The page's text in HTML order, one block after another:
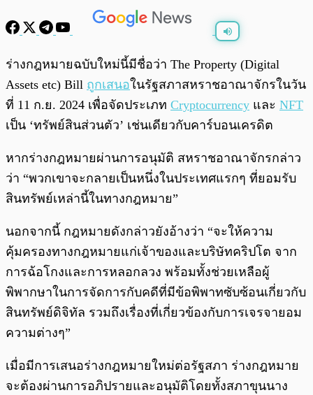
ร่างกฎหมายฉบับใหม่นี้มีชื่อว่า The Property (Digital
Assets etc) Bill ถูกเสนอในรัฐสภาสหราชอาณาจักรในวัน
ที่ 11 ก.ย. 2024 เพื่อจัดประเภท Cryptocurrency และ NFT
เป็น ‘ทรัพย์สินส่วนตัว’ เช่นเดียวกับคาร์บอนเครดิต
หากร่างกฎหมายผ่านการอนุมัติ สหราชอาณาจักรกล่าว
ว่า “พวกเขาจะกลายเป็นหนึ่งในประเทศแรกๆ ที่ยอมรับ
สินทรัพย์เหล่านี้ในทางกฎหมาย”
นอกจากนี้ กฎหมายดังกล่าวยังอ้างว่า “จะให้ความ
คุ้มครองทางกฎหมายแก่เจ้าของและบริษัทคริปโต จาก
การฉ้อโกงและการหลอกลวง พร้อมทั้งช่วยเหลือผู้
พิพากษาในการจัดการกับคดีที่มีข้อพิพาทซับซ้อนเกี่ยวกับ
สินทรัพย์ดิจิทัล รวมถึงเรื่องที่เกี่ยวข้องกับการเจรจายอม
ความต่างๆ”
เมื่อมีการเสนอร่างกฎหมายใหม่ต่อรัฐสภา ร่างกฎหมาย
จะต้องผ่านการอภิปรายและอนุมัติโดยทั้งสภาขุนนาง